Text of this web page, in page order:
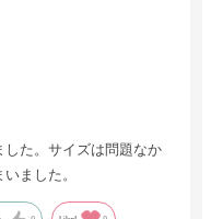
した。サイズは問題なか
ました。